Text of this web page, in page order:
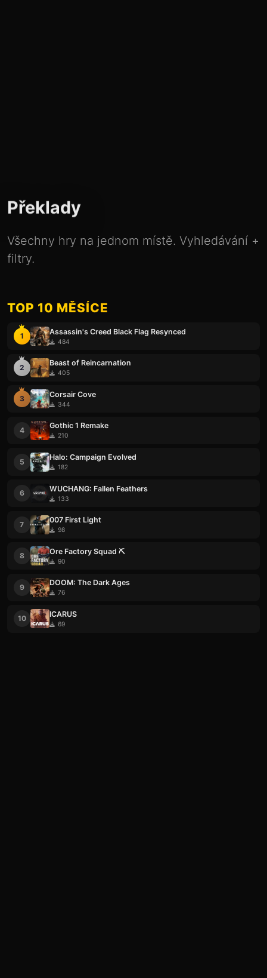
Překlady
Všechny hry na jednom místě. Vyhledávání +
filtry.
TOP 10 MĚSÍCE
1 Assassin's Creed Black Flag Resynced
484
2 Beast of Reincarnation
405
3 Corsair Cove
344
4 Gothic 1 Remake
210
5 Halo: Campaign Evolved
182
6 WUCHANG: Fallen Feathers
133
7 007 First Light
98
8 Ore Factory Squad ⛏️
90
9 DOOM: The Dark Ages
76
10 ICARUS
69